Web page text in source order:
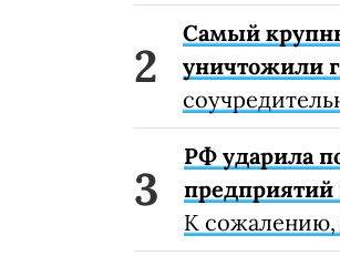
Самый
уничтожили
РФ ударила
предприятий
К сожалению,